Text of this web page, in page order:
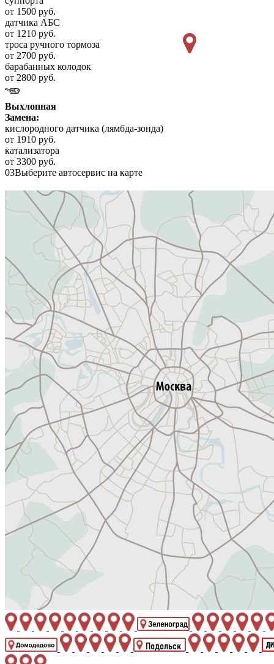
от 1500 руб.
датчика АБС
от 1210 руб.
троса ручного тормоза
от 2700 руб.
барабанных колодок
от 2800 руб.
Выхлопная
Замена:
кислородного датчика (лямбда-зонда)
от 1910 руб.
катализатора
от 3300 руб.
03Выберите автосервис на карте